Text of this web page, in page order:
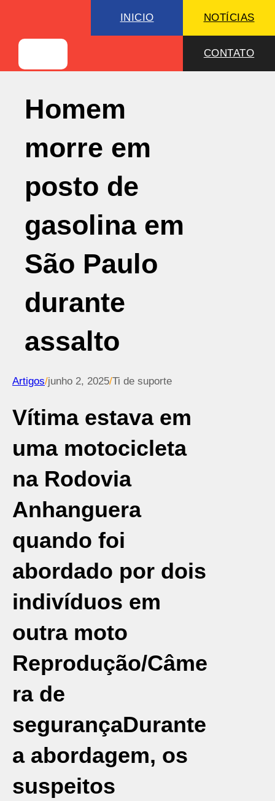
INICIO NOTÍCIAS
CONTATO
Homem
morre em
posto de
gasolina em
São Paulo
durante
assalto
Artigos/junho 2, 2025/Ti de suporte
Vítima estava em
uma motocicleta
na Rodovia
Anhanguera
quando foi
abordado por dois
indivíduos em
outra moto
Reprodução/Câme
ra de
segurançaDurante
a abordagem, os
suspeitos